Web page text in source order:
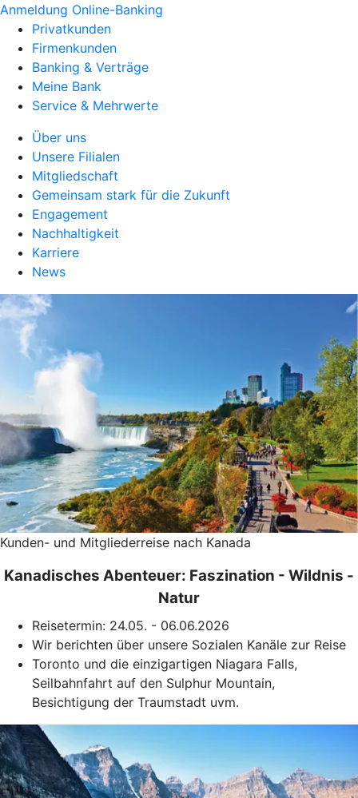
Anmeldung Online-Banking
Privatkunden
Firmenkunden
Banking & Verträge
Meine Bank
Service & Mehrwerte
Über uns
Unsere Filialen
Mitgliedschaft
Gemeinsam stark für die Zukunft
Engagement
Nachhaltigkeit
Karriere
News
Kunden- und Mitgliederreise nach Kanada
Kanadisches Abenteuer: Faszination - Wildnis -
Natur
Reisetermin: 24.05. - 06.06.2026
Wir berichten über unsere Sozialen Kanäle zur Reise
Toronto und die einzigartigen Niagara Falls,
Seilbahnfahrt auf den Sulphur Mountain,
Besichtigung der Traumstadt uvm.